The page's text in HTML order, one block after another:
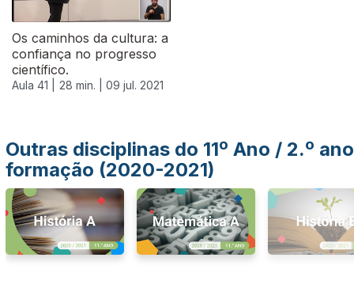
Os caminhos da cultura: a
confiança no progresso
científico.
Aula 41 | 28 min. | 09 jul. 2021
Outras disciplinas do 11º Ano / 2.º ano
formação (2020-2021)